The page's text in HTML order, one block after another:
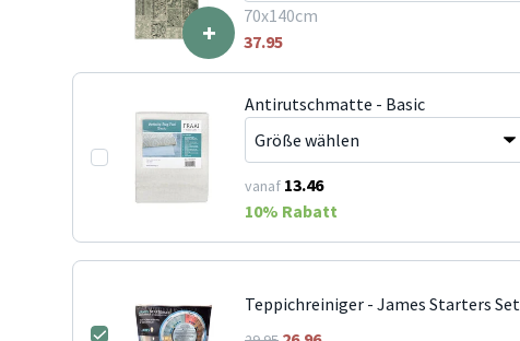
+
70x140cm
37.95
Antirutschmatte - Basic
vanaf 13.46
10% Rabatt
Teppichreiniger - James Starters Set